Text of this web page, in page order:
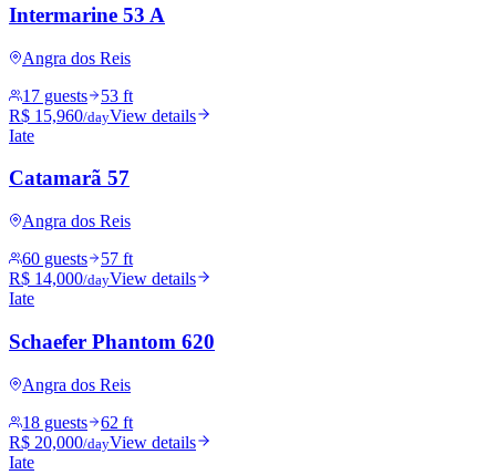
Intermarine 53 A
Angra dos Reis
17 guests
53 ft
R$ 15,960/dayView details
Iate
Catamarã 57
Angra dos Reis
60 guests
57 ft
R$ 14,000/dayView details
Iate
Schaefer Phantom 620
Angra dos Reis
18 guests
62 ft
R$ 20,000/dayView details
Iate